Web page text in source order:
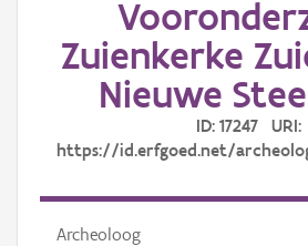
Zuienkerke
Nieuwe
ID: 17247 URI:
https://id.erfgoed.net/
Archeoloog